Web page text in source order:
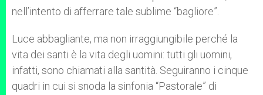
nell’intento di afferrare tale sublime “bagliore”.
Luce abbagliante, ma non irraggiungibile perché la
vita dei santi è la vita degli uomini: tutti gli uomini,
infatti, sono chiamati alla santità. Seguiranno i cinque
quadri in cui si snoda la sinfonia “Pastorale” di